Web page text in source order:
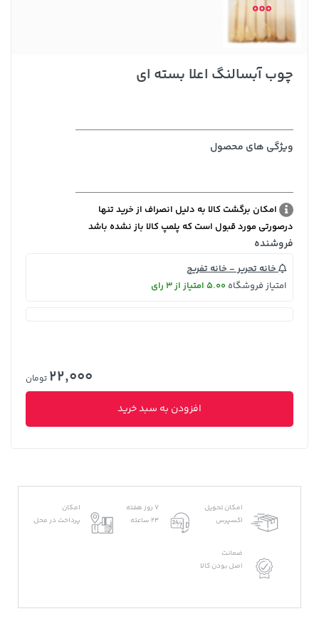
چوب آبسالنگ اعلا بسته ای
ویژگی های محصول
امکان برگشت کالا به دلیل انصراف از خرید تنها
درصورتی مورد قبول است که پلمپ کالا باز نشده باشد
فروشنده
خانه تحریر - خانه تفریح
امتیاز فروشگاه 5.00 امتیاز از 3 رای
22,000 تومان
افزودن به سبد خرید
امکان تحویل
اکسپرس
7 روز هفته
24 ساعته
امکان
پرداخت در محل
ضمانت
اصل بودن کالا